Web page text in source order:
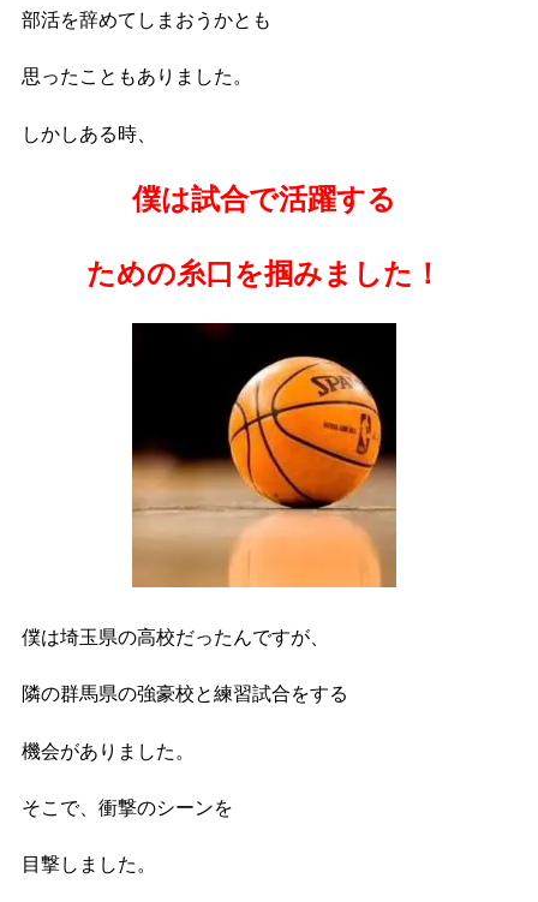
部活を辞めてしまおうかとも
思ったこともありました。
しかしある時、
僕は試合で活躍する
ための糸口を掴みました！
僕は埼玉県の高校だったんですが、
隣の群馬県の強豪校と練習試合をする
機会がありました。
そこで、衝撃のシーンを
目撃しました。